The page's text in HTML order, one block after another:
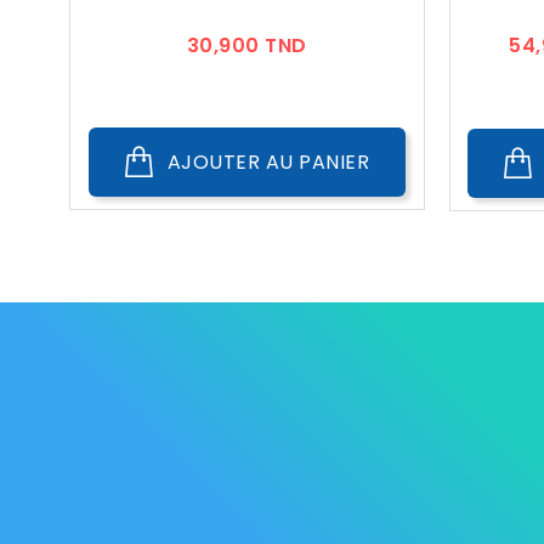
30,900 TND
AJOUTER AU PANIER